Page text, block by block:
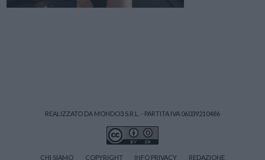
REALIZZATO DA MONDO3 S.R.L. - PARTITA IVA 06039210486
CHI SIAMO COPYRIGHT INFO PRIVACY REDAZIONE